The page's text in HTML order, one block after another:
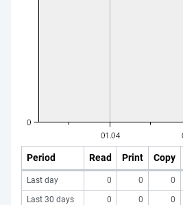
Period Read Print Copy
Last day 0 0 0
Last 30 days
0 0 0